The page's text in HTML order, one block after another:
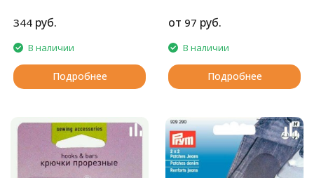
спортивной одежды.
344 руб.
В наличии
Подробнее
от 97 руб.
В наличии
Подробнее